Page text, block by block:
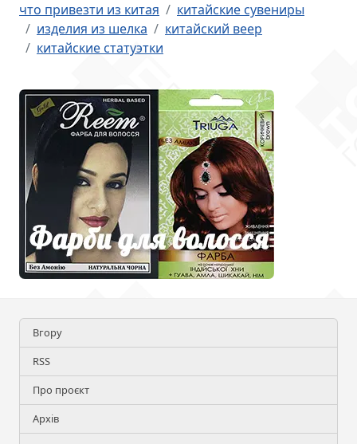
что привезти из китая
китайские сувениры
изделия из шелка
китайский веер
китайские статуэтки
Вгору
RSS
Про проєкт
Архів